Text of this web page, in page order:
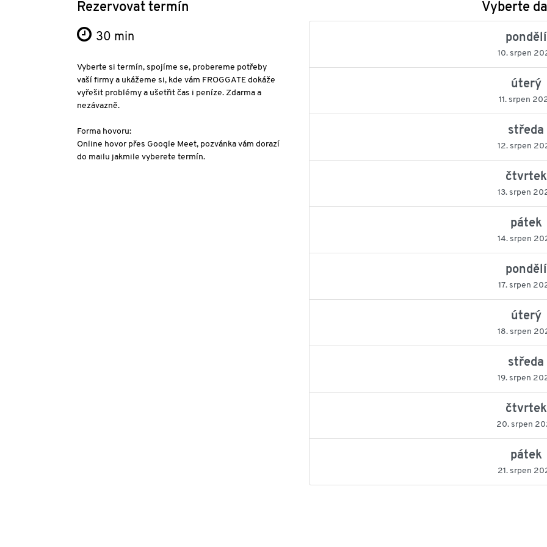
Rezervovat termín
30 min
Vyberte si termín, spojíme se, probereme potřeby
vaší firmy a ukážeme si, kde vám FROGGATE dokáže
vyřešit problémy a ušetřit čas i peníze. Zdarma a
nezávazně.
Forma hovoru:
Online hovor přes Google Meet, pozvánka vám dorazí
do mailu jakmile vyberete termín.
Vyberte
pondělí
10. srpen
úterý
11. srpen
středa
12. srpen
čtvrtek
13. srpen
pátek
14. srpen
pondělí
17. srpen
úterý
18. srpen
středa
19. srpen
čtvrtek
20. srpen
pátek
21. srpen